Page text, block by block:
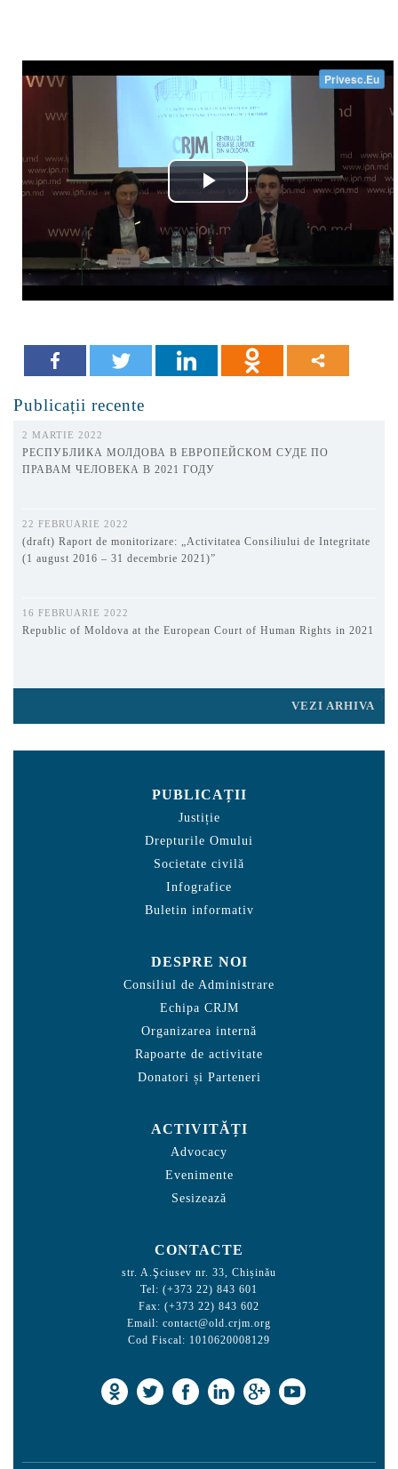
Publicații recente
2 MARTIE 2022
РЕСПУБЛИКА МОЛДОВА В ЕВРОПЕЙСКОМ СУДЕ ПО
ПРАВАМ ЧЕЛОВЕКА В 2021 ГОДУ
22 FEBRUARIE 2022
(draft) Raport de monitorizare: „Activitatea Consiliului de Integritate
(1 august 2016 – 31 decembrie 2021)”
16 FEBRUARIE 2022
Republic of Moldova at the European Court of Human Rights in 2021
VEZI ARHIVA
PUBLICAȚII
Justiție
Drepturile Omului
Societate civilă
Infografice
Buletin informativ
DESPRE NOI
Consiliul de Administrare
Echipa CRJM
Organizarea internă
Rapoarte de activitate
Donatori și Parteneri
ACTIVITĂȚI
Advocacy
Evenimente
Sesizează
CONTACTE
str. A.Şciusev nr. 33, Chișinău
Tel: (+373 22) 843 601
Fax: (+373 22) 843 602
Email: contact@old.crjm.org
Cod Fiscal: 1010620008129